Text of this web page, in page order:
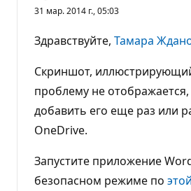
31 мар. 2014 г., 05:03
Здравствуйте, Тамара
Скриншот,
проблему не
добавить его еще раз или
OneDrive.
Запустите приложение
безопасном режиме по этой